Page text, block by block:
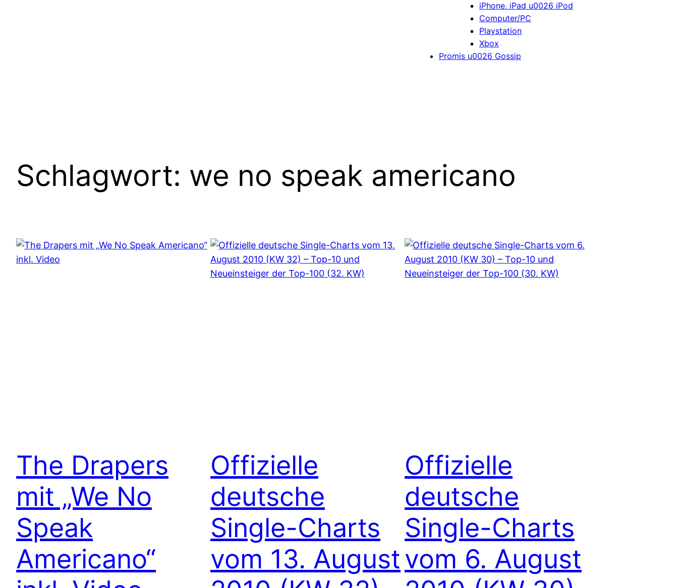
iPhone, iPad u0026 iPod
Computer/PC
Playstation
Xbox
Promis u0026 Gossip
Schlagwort: we no speak americano
The Drapers
mit „We No
Speak
Americano“
Offizielle
deutsche
Single-Charts
vom 13. August
Offizielle
deutsche
Single-Charts
vom 6. August